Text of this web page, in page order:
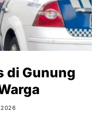
di Gunung
2026